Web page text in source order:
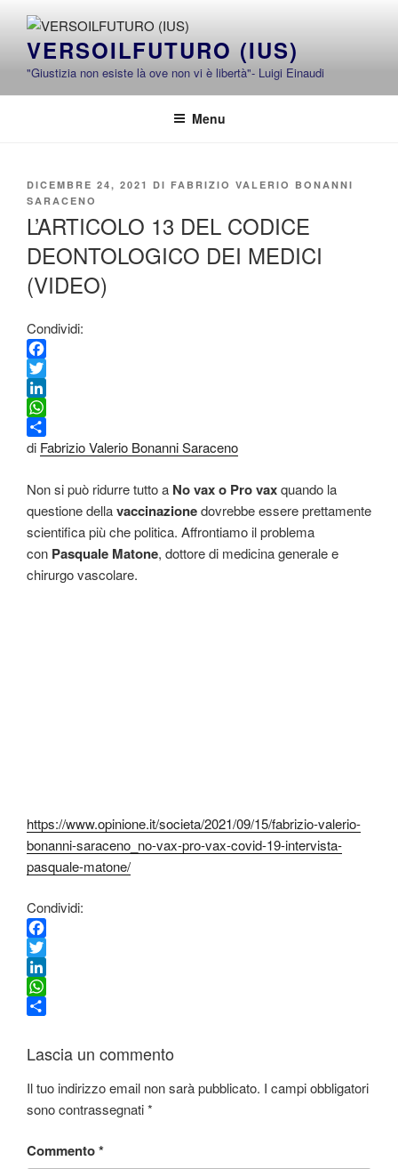
contenutoVERSOILFUTURO (IUS)
"Giustizia non esiste là ove non vi è libertà"- Luigi Einaudi
Menu
PUBBLICATO
IL
DICEMBRE 24, 2021 DI FABRIZIO VALERIO BONANNI
SARACENO
L’ARTICOLO 13 DEL CODICE
DEONTOLOGICO DEI MEDICI
(VIDEO)
Condividi:
F
a
c
e
b
o
k
T
w
t
e
r
L
n
e
d
W
h
t
s
A
p
C
n
d
i
d
di Fabrizio Valerio Bonanni Saraceno
Non si può ridurre tutto a No vax o Pro vaxquando la
questione dellavaccinazionedovrebbe essere prettamente
scientifica più che politica. Affrontiamo il problema
con Pasquale Matone, dottore di medicina generale e
chirurgo vascolare.
https://www.opinione.it/societa/2021/09/15/fabrizio-valerio-
bonanni-saraceno_no-vax-pro-vax-covid-19-intervista-
pasquale-matone/
Condividi:
F
a
c
e
o
o
k
T
w
t
e
r
L
k
e
d
I
W
a
t
s
A
p
o
n
d
i
i
Lascia un commento
Il tuo indirizzo email non sarà pubblicato. I campi obbligatori
sono contrassegnati*
Commento*